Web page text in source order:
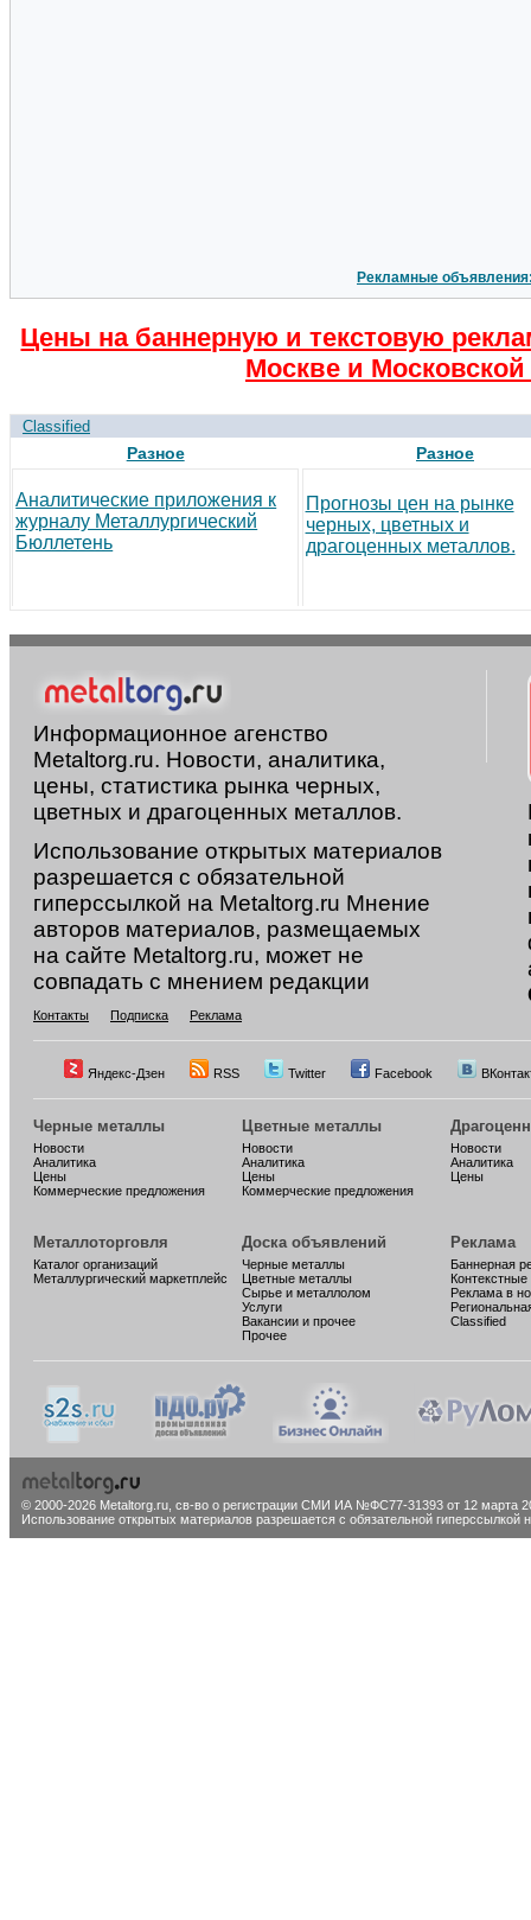
Рекламные
Цены на баннерную и текстовую
Москве и Московской
Classified
Разное
Аналитические приложения к
журналу Металлургический
Бюллетень
Разное
Прогнозы цен на рынке
черных, цветных и
драгоценных металлов.
Информационное агенство
Metaltorg.ru. Новости, аналитика,
цены, статистика рынка черных,
цветных и драгоценных металлов.
Использование открытых материалов
разрешается с обязательной
гиперссылкой на Metaltorg.ru Мнение
авторов материалов, размещаемых
на сайте Metaltorg.ru, может не
совпадать с мнением редакции
Контакты Подписка Реклама
Яндекс-Дзен RSS Twitter Facebook
Черные металлы
Новости
Аналитика
Цены
Коммерческие предложения
Цветные металлы
Новости
Аналитика
Цены
Коммерческие предложения
Новости
Аналитика
Цены
Металлоторговля
Каталог организаций
Металлургический маркетплейс
Доска объявлений
Черные металлы
Цветные металлы
Сырье и металлолом
Услуги
Вакансии и прочее
Прочее
Реклама
Баннерная
Реклама в
Classified
© 2000-2026 Metaltorg.ru, св-во о регистрации СМИ ИА №ФС77-31393 от 12 марта
Использование открытых материалов разрешается с обязательной гиперссылкой